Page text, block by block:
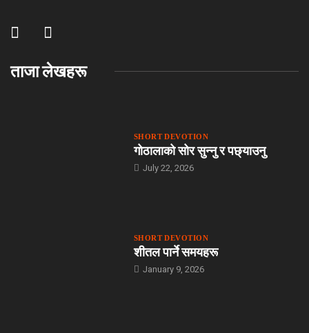
ताजा लेखहरू
SHORT DEVOTION
गोठालाको सोर सुन्नु र पछ्याउनु
July 22, 2026
SHORT DEVOTION
शीतल पार्ने समयहरू
January 9, 2026